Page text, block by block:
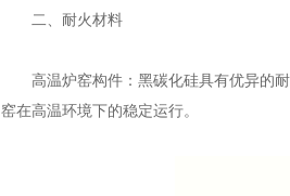
二、耐火材料
高温炉窑构件：黑碳化硅具有优异的耐
窑在高温环境下的稳定运行。